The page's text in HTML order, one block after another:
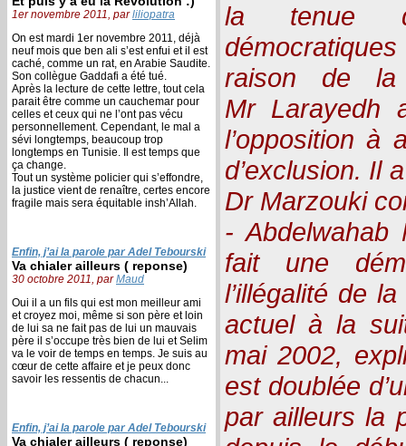
1er novembre 2011, parliliopatra
On est mardi 1er novembre 2011, déjà
neuf mois que ben ali s’est enfui et il est
caché, comme un rat, en Arabie Saudite.
Son collègue Gaddafi a été tué.
Après la lecture de cette lettre, tout cela
parait être comme un cauchemar pour
celles et ceux qui ne l’ont pas vécu
personnellement. Cependant, le mal a
sévi longtemps, beaucoup trop
longtemps en Tunisie. Il est temps que
ça change.
Tout un système policier qui s’effondre,
la justice vient de renaître, certes encore
fragile mais sera équitable insh’Allah.
Enfin, j’ai la parole par Adel Tebourski
Va chialer ailleurs ( reponse)
30 octobre 2011, parMaud
Oui il a un fils qui est mon meilleur ami
et croyez moi, même si son père et loin
de lui sa ne fait pas de lui un mauvais
père il s’occupe très bien de lui et Selim
va le voir de temps en temps. Je suis au
cœur de cette affaire et je peux donc
savoir les ressentis de chacun...
Enfin, j’ai la parole par Adel Tebourski
Va chialer ailleurs ( reponse)
la tenue
raison de la
Mr Larayedh
l’opposition à
d’exclusion. Il
Dr Marzouki
-
fait une
l’illégalité de
actuel à la
mai 2002,
est doublée
par ailleurs la